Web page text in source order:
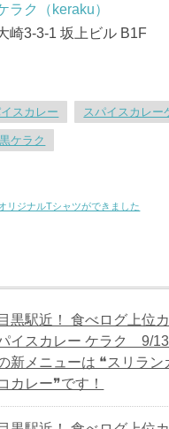
ラク（keraku）
崎3-3-1 坂上ビル B1F
スカレー スパイスカレー
ケラク
リジナルTシャツができました
目黒駅近！ 食べログ上位
イスカレー ケラク 9/13
新メニューは ❝スリラン
カレー❞です！